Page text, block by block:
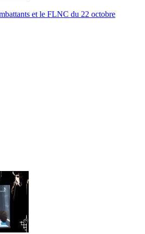
et le FLNC du 22 octobre